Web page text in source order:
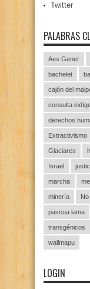
Twitter
PALABRAS
Aes Gener
bachelet
cajón del
consulta
derechos
Extractivismo
Glaciares
Israel
marcha
minería
pascua lama
transgénicos
wallmapu
LOGIN